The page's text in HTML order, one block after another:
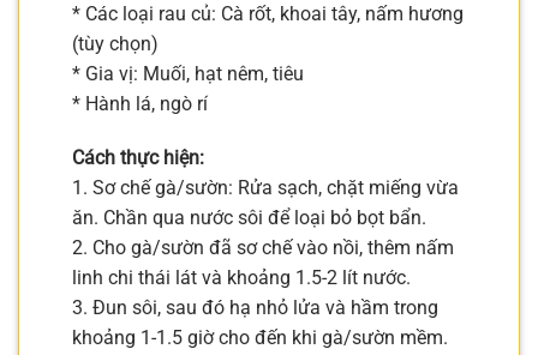
* Các loại rau củ: Cà rốt, khoai tây, nấm hương
(tùy chọn)
* Gia vị: Muối, hạt nêm, tiêu
* Hành lá, ngò rí
Cách thực hiện:
1. Sơ chế gà/sườn: Rửa sạch, chặt miếng vừa
ăn. Chần qua nước sôi để loại bỏ bọt bẩn.
2. Cho gà/sườn đã sơ chế vào nồi, thêm nấm
linh chi thái lát và khoảng 1.5-2 lít nước.
3. Đun sôi, sau đó hạ nhỏ lửa và hầm trong
khoảng 1-1.5 giờ cho đến khi gà/sườn mềm.